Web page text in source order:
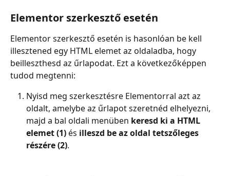
Elementor szerkesztő esetén
Elementor szerkesztő esetén is hasonlóan be kell
illesztened egy HTML elemet az oldaladba, hogy
beilleszthesd az űrlapodat. Ezt a következőképpen
tudod megtenni:
Nyisd meg szerkesztésre Elementorral azt az
oldalt, amelybe az űrlapot szeretnéd elhelyezni,
majd a bal oldali menüben keresd ki a HTML
elemet (1) és illeszd be az oldal tetszőleges
részére (2).